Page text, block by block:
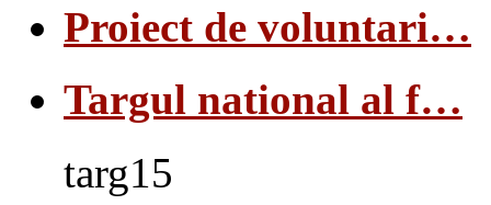
Proiect de voluntari…
Targul national al f…
targ15